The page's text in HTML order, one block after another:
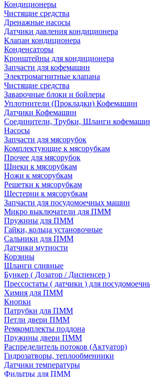
Кондиционеры
Чистящие средства
Дренажные насосы
Датчики давления кондиционера
Клапан кондиционера
Конденсаторы
Кронштейны для кондиционера
Запчасти для кофемашин
Электромагнитные клапана
Чистящие средства
Заварочные блоки и бойлеры
Уплотнители (Прокладки) Кофемашин
Датчики Кофемашин
Соединители, Трубки, Шланги
Насосы
Запчасти для мясорубок
Комплектующие к мясорубкам
Прочее для мясорубок
Шнеки к мясорубкам
Ножи к мясорубкам
Решетки к мясорубкам
Шестерни к мясорубкам
Запчасти для посудомоечных машин
Микро выключатели для ПММ
Пружины для ПММ
Гайки, кольца установочные
Сальники для ПММ
Датчики мутности
Корзины
Шланги сливные
Бункер ( Дозатор / Диспенсер )
Прессостаты ( датчики ) для
Химия для ПММ
Кнопки
Патрубки для ПММ
Петли двери ПММ
Ремкомплекты поддона
Пружины двери ПММ
Распределитель потоков (Актуатор)
Гидрозатворы, теплообменники
Датчики температуры
Фильтры для ПММ